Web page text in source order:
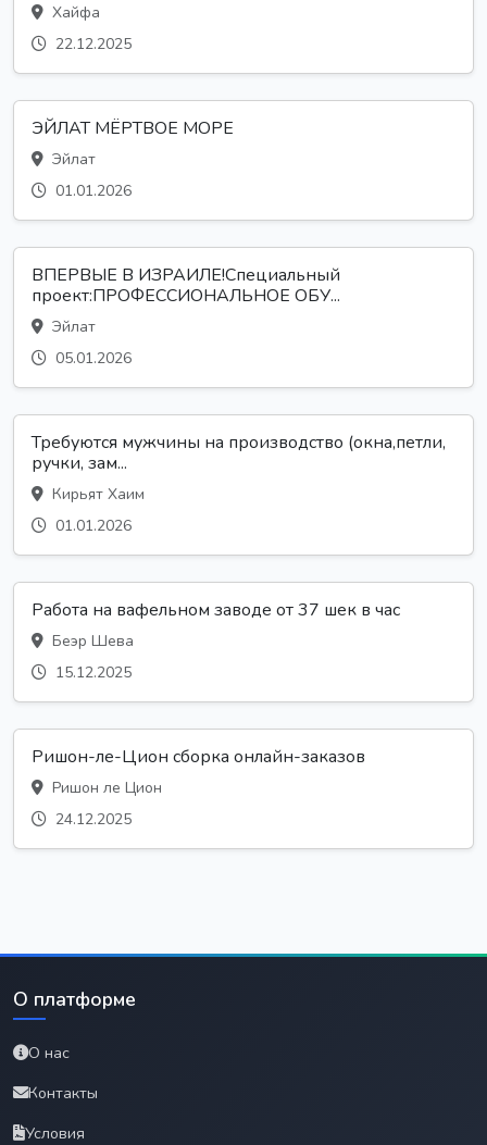
Хайфа
22.12.2025
ЭЙЛАТ МЁРТВОЕ МОРЕ
Эйлат
01.01.2026
ВПЕРВЫЕ В ИЗРАИЛЕ!Специальный
проект:ПРОФЕССИОНАЛЬНОЕ ОБУ...
Эйлат
05.01.2026
Требуются мужчины на производство (окна,петли,
ручки, зам...
Кирьят Хаим
01.01.2026
Работа на вафельном заводе от 37 шек в час
Беэр Шева
15.12.2025
Ришон-ле-Цион сборка онлайн-заказов
Ришон ле Цион
24.12.2025
О платформе
О нас
Контакты
Условия